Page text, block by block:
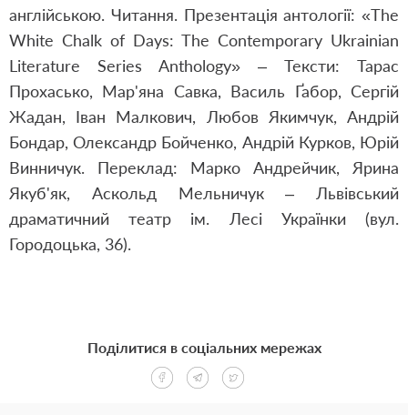
англійською. Читання. Презентація антології: «The
White Chalk of Days: The Contemporary Ukrainian
Literature Series Anthology» – Тексти: Тарас
Прохасько, Мар'яна Савка, Василь Ґабор, Сергій
Жадан, Іван Малкович, Любов Якимчук, Андрій
Бондар, Олександр Бойченко, Андрій Курков, Юрій
Винничук. Переклад: Марко Андрейчик, Ярина
Якуб'як, Аскольд Мельничук – Львівський
драматичний театр ім. Лесі Українки (вул.
Городоцька, 36).
Поділитися в соціальних мережах